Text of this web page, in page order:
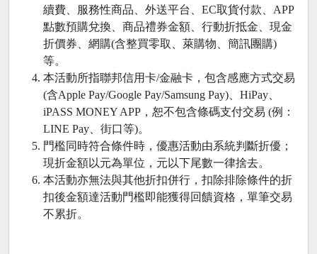
續費、服務性商品、外送平台、EC取貨付款、APP
點數預購兌換、商品禮券金額、行動折抵金、現金
折價券、網購(含整買零取、萊購物、簡訊團購)
等。
本活動所指聯邦信用卡/金融卡，包含感應方式交易
(含Apple Pay/Google Pay/Samsung Pay)、HiPay、
iPASS MONEY APP，恕不包含條碼支付交易 (例：
LINE Pay、街口等)。
門檻同時符合條件時，優惠活動由系統判斷折優；
現折金額以元為單位，元以下尾數一律捨去。
本活動亦無法與其他折扣併行，扣除排除條件的折
扣後金額達活動門檻即能獲得回饋資格，單筆交易
不累折。